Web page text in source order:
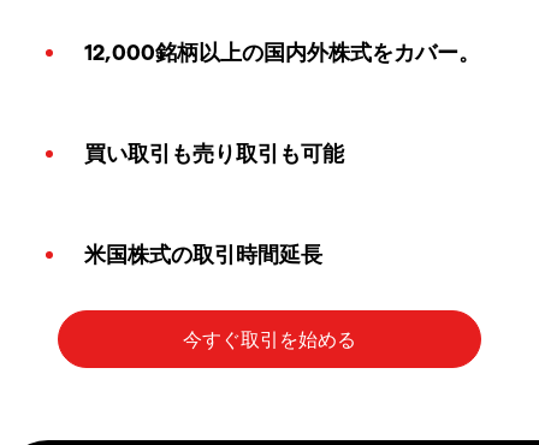
12,000銘柄以上の国内外株式をカバー。
買い取引も売り取引も可能
米国株式の取引時間延長